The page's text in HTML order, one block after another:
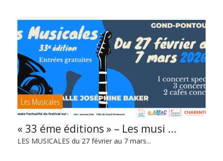
Les Musicales
« 33 éme éditions » – Les musi …
LES MUSICALES du 27 février au 7 mars...